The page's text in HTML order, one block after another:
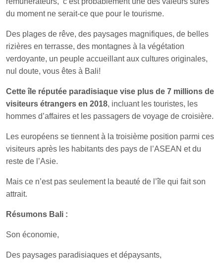
du moment ne serait-ce que pour le tourisme.
Des plages de rêve, des paysages magnifiques, de belles
rizières en terrasse, des montagnes à la végétation
verdoyante, un peuple accueillant aux cultures originales,
nul doute, vous êtes à Bali!
Cette île réputée paradisiaque vise plus de 7 millions de
visiteurs étrangers en 2018, incluant les touristes, les
hommes d’affaires et les passagers de voyage de croisière.
Les européens se tiennent à la troisième position parmi ces
visiteurs après les habitants des pays de l’ASEAN et du
reste de l’Asie.
Mais ce n’est pas seulement la beauté de l’île qui fait son
attrait.
Résumons Bali :
Son économie,
Des paysages paradisiaques et dépaysants,